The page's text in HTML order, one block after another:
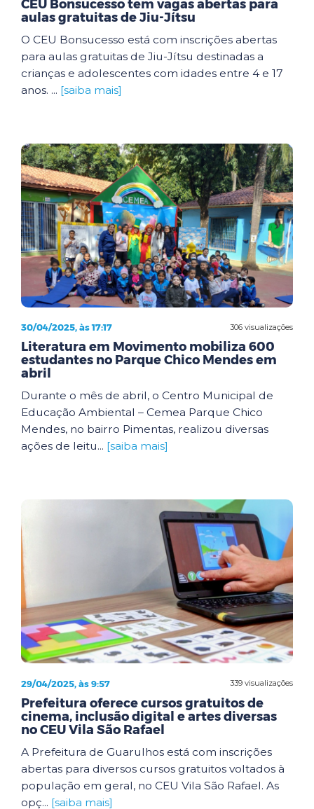
CEU Bonsucesso tem vagas abertas para
aulas gratuitas de Jiu-Jítsu
O CEU Bonsucesso está com inscrições abertas
para aulas gratuitas de Jiu-Jítsu destinadas a
crianças e adolescentes com idades entre 4 e 17
anos. ... [saiba mais]
306 visualizações
30/04/2025, às 17:17
Literatura em Movimento mobiliza 600
estudantes no Parque Chico Mendes em
abril
Durante o mês de abril, o Centro Municipal de
Educação Ambiental – Cemea Parque Chico
Mendes, no bairro Pimentas, realizou diversas
ações de leitu... [saiba mais]
339 visualizações
29/04/2025, às 9:57
Prefeitura oferece cursos gratuitos de
cinema, inclusão digital e artes diversas
no CEU Vila São Rafael
A Prefeitura de Guarulhos está com inscrições
abertas para diversos cursos gratuitos voltados à
população em geral, no CEU Vila São Rafael. As
opç... [saiba mais]